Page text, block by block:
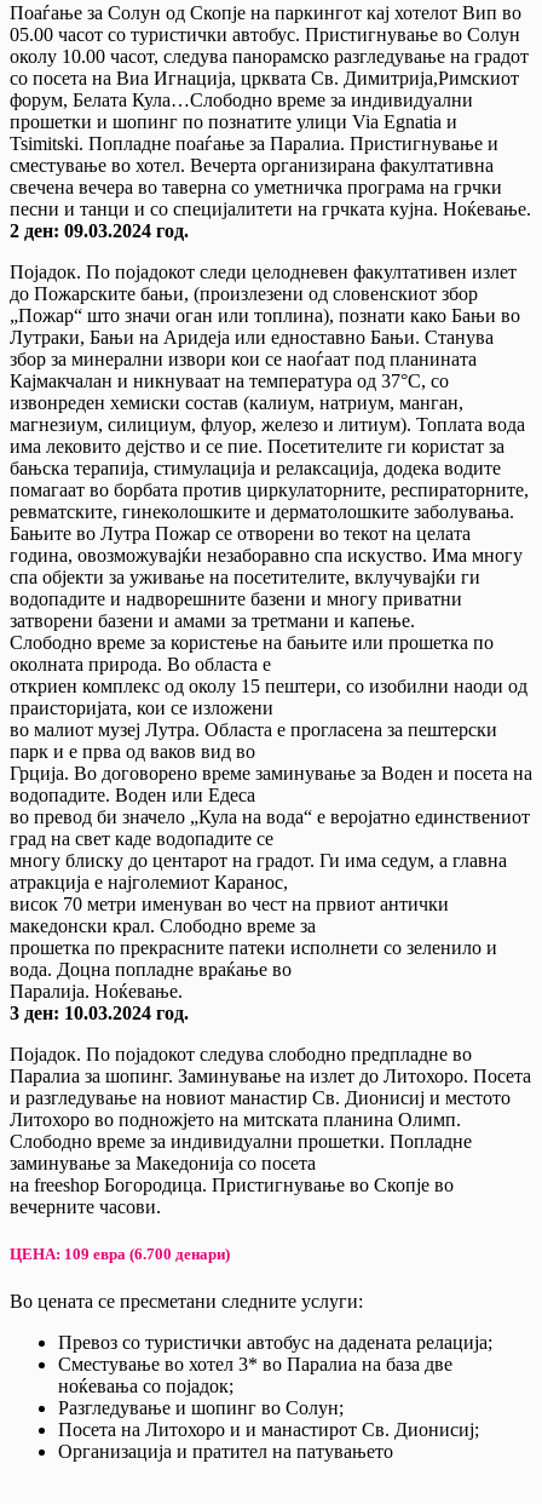
Поаѓање за Солун од Скопје на паркингот кај хотелот Вип во
05.00 часот со туристички автобус. Пристигнување во Солун
околу 10.00 часот, следува панорамско разгледување на градот
со посета на Виа Игнација, црквата Св. Димитрија,Римскиот
форум, Белата Кула…Слободно време за индивидуални
прошетки и шопинг по познатите улици Via Egnatia и
Tsimitski. Попладне поаѓање за Паралиа. Пристигнување и
сместување во хотел. Вечерта организирана факултативна
свечена вечера во таверна со уметничка програма на грчки
песни и танци и со специјалитети на грчката кујна. Ноќевање.
2 ден: 09.03.2024 год.
Појадок. По појадокот следи целодневен факултативен излет
до Пожарските бањи, (произлезени од словенскиот збор
„Пожар“ што значи оган или топлина), познати како Бањи во
Лутраки, Бањи на Аридеја или едноставно Бањи. Станува
збор за минерални извори кои се наоѓаат под планината
Кајмакчалан и никнуваат на температура од 37°C, со
извонреден хемиски состав (калиум, натриум, манган,
магнезиум, силициум, флуор, железо и литиум). Топлата вода
има лековито дејство и се пие. Посетителите ги користат за
бањска терапија, стимулација и релаксација, додека водите
помагаат во борбата против циркулаторните, респираторните,
ревматските, гинеколошките и дерматолошките заболувања.
Бањите во Лутра Пожар се отворени во текот на целата
година, овозможувајќи незаборавно спа искуство. Има многу
спа објекти за уживање на посетителите, вклучувајќи ги
водопадите и надворешните базени и многу приватни
затворени базени и амами за третмани и капење.
Слободно време за користење на бањите или прошетка по
околната природа. Во областа е
откриен комплекс од околу 15 пештери, со изобилни наоди од
праисторијата, кои се изложени
во малиот музеј Лутра. Областа е прогласена за пештерски
парк и е прва од ваков вид во
Грција. Во договорено време заминување за Воден и посета на
водопадите. Воден или Едеса
во превод би значело „Кула на вода“ е веројатно единствениот
град на свет каде водопадите се
многу блиску до центарот на градот. Ги има седум, а главна
атракција е најголемиот Каранос,
висок 70 метри именуван во чест на првиот антички
македонски крал. Слободно време за
прошетка по прекрасните патеки исполнети со зеленило и
вода. Доцна попладне враќање во
Паралија. Ноќевање.
3 ден: 10.03.2024 год.
Појадок. По појадокот следува слободно предпладне во
Паралиа за шопинг. Заминување на излет до Литохоро. Посета
и разгледување на новиот манастир Св. Дионисиј и местото
Литохоро во подножјето на митската планина Олимп.
Слободно време за индивидуални прошетки. Попладне
заминување за Македонија со посета
на freeshop Богородица. Пристигнување во Скопје во
вечерните часови.
ЦЕНА: 109 евра (6.700 денари)
Во цената се пресметани следните услуги:
Превоз со туристички автобус на дадената релација;
Сместување во хотел 3* во Паралиа на база две
ноќевања со појадок;
Разгледување и шопинг во Солун;
Посета на Литохоро и и манастирот Св. Дионисиј;
Организација и пратител на патувањето